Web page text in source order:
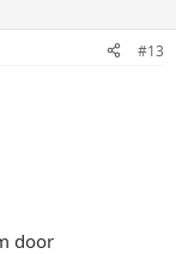
#13
door